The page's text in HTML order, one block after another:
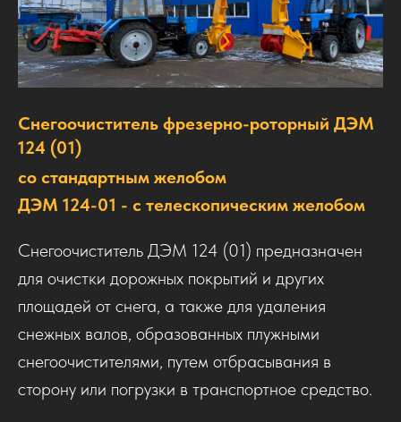
Снегоочиститель фрезерно-роторный ДЭМ
124 (01)
со стандартным желобом
ДЭМ 124-01 - с телескопическим желобом
Снегоочиститель ДЭМ 124 (01) предназначен
для очистки дорожных покрытий и других
площадей от снега, а также для удаления
снежных валов, образованных плужными
снегоочистителями, путем отбрасывания в
сторону или погрузки в транспортное средство.